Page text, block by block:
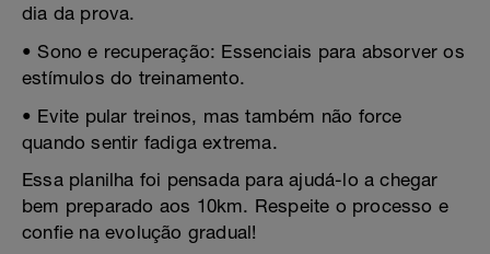
dia da prova.
• Sono e recuperação: Essenciais para absorver os
estímulos do treinamento.
• Evite pular treinos, mas também não force
quando sentir fadiga extrema.
Essa planilha foi pensada para ajudá-lo a chegar
bem preparado aos 10km. Respeite o processo e
confie na evolução gradual!